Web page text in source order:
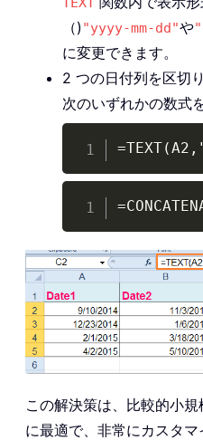
（) "yyyy-mm-dd"や
に変更できます。
2 つの日付列を区切
次のいずれかの数式
この解決策は、比較的小
に最適で、非常にカスタマ